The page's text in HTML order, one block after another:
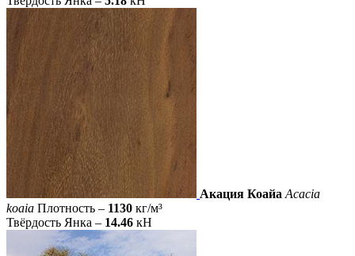
Акация Коайа Acacia
koaia Плотность – 1130 кг/м³
Твёрдость Янка – 14.46 кН